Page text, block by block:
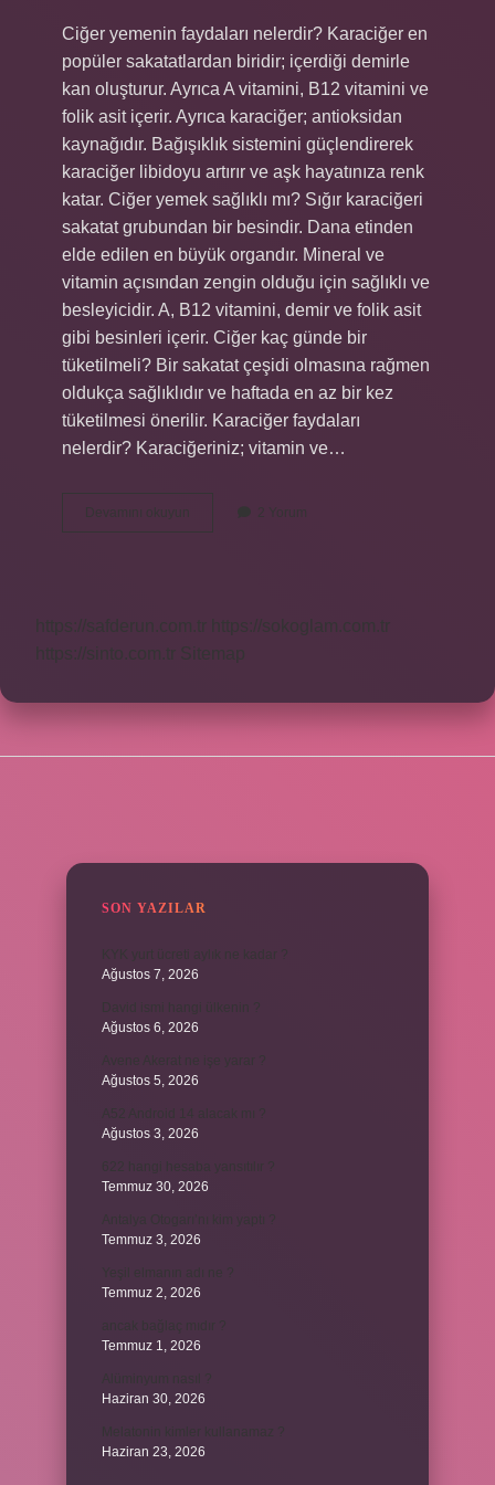
Ciğer yemenin faydaları nelerdir? Karaciğer en
popüler sakatatlardan biridir; içerdiği demirle
kan oluşturur. Ayrıca A vitamini, B12 vitamini ve
folik asit içerir. Ayrıca karaciğer; antioksidan
kaynağıdır. Bağışıklık sistemini güçlendirerek
karaciğer libidoyu artırır ve aşk hayatınıza renk
katar. Ciğer yemek sağlıklı mı? Sığır karaciğeri
sakatat grubundan bir besindir. Dana etinden
elde edilen en büyük organdır. Mineral ve
vitamin açısından zengin olduğu için sağlıklı ve
besleyicidir. A, B12 vitamini, demir ve folik asit
gibi besinleri içerir. Ciğer kaç günde bir
tüketilmeli? Bir sakatat çeşidi olmasına rağmen
oldukça sağlıklıdır ve haftada en az bir kez
tüketilmesi önerilir. Karaciğer faydaları
nelerdir? Karaciğeriniz; vitamin ve…
Devamını okuyun
Ciğer
2 Yorum
https://safderun.com.tr
https://sokoglam.com.tr
https://sinto.com.tr Sitemap
SON YAZILAR
Ağustos 7, 2026
Ağustos 6, 2026
Ağustos 5, 2026
Ağustos 3, 2026
Temmuz 30, 2026
Temmuz 3, 2026
Temmuz 2, 2026
Temmuz 1, 2026
Haziran 30, 2026
Haziran 23, 2026